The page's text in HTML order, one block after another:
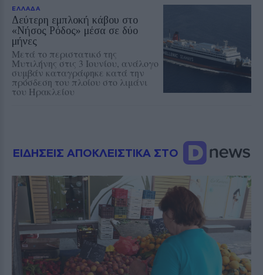
ΕΛΛΑΔΑ
Δεύτερη εμπλοκή κάβου στο
«Νήσος Ρόδος» μέσα σε δύο
μήνες
Μετά το περιστατικό της
Μυτιλήνης στις 3 Ιουνίου, ανάλογο
συμβάν καταγράφηκε κατά την
πρόσδεση του πλοίου στο λιμάνι
του Ηρακλείου
ΕΙΔΗΣΕΙΣ ΑΠΟΚΛΕΙΣΤΙΚΑ ΣΤΟ